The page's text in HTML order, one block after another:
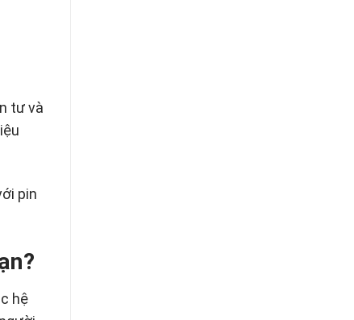
tư và
pin
hệ